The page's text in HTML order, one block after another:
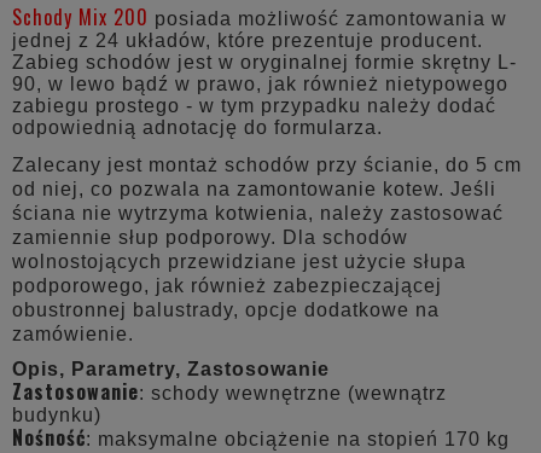
Schody Mix 200 posiada możliwość zamontowania w
jednej z 24 układów, które prezentuje producent.
Zabieg schodów jest w oryginalnej formie skrętny L-
90, w lewo bądź w prawo, jak również nietypowego
zabiegu prostego - w tym przypadku należy dodać
odpowiednią adnotację do formularza.
Zalecany jest montaż schodów przy ścianie, do 5 cm
od niej, co pozwala na zamontowanie kotew. Jeśli
ściana nie wytrzyma kotwienia, należy zastosować
zamiennie słup podporowy. Dla schodów
wolnostojących przewidziane jest użycie słupa
podporowego, jak również zabezpieczającej
obustronnej balustrady, opcje dodatkowe na
zamówienie.
Opis, Parametry, Zastosowanie
Zastosowanie: schody wewnętrzne (wewnątrz
budynku)
Nośność: maksymalne obciążenie na stopień 170 kg